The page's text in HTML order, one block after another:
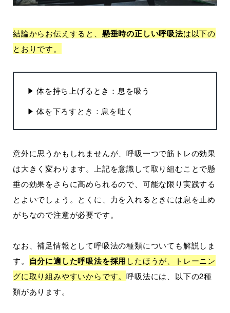
結論からお伝えすると、 懸垂時の正しい呼吸法は以下の
とおりです。
体を持ち上げるとき：息を吸う
体を下ろすとき：息を吐く
意外に思うかもしれませんが、呼吸一つで筋トレの効果
は大きく変わります。上記を意識して取り組むことで懸
垂の効果をさらに高められるので、可能な限り実践する
とよいでしょう。とくに、力を入れるときには息を止め
がちなので注意が必要です。
なお、補足情報として呼吸法の種類についても解説しま
す。
自分に適した呼吸法を採用 したほうが、トレーニン
グに取り組みやすいからです。呼吸法には、以下の2種
類があります。